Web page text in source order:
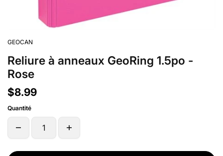
GEOCAN
Reliure à anneaux GeoRing 1.5po -
Rose
$8.99
Quantité